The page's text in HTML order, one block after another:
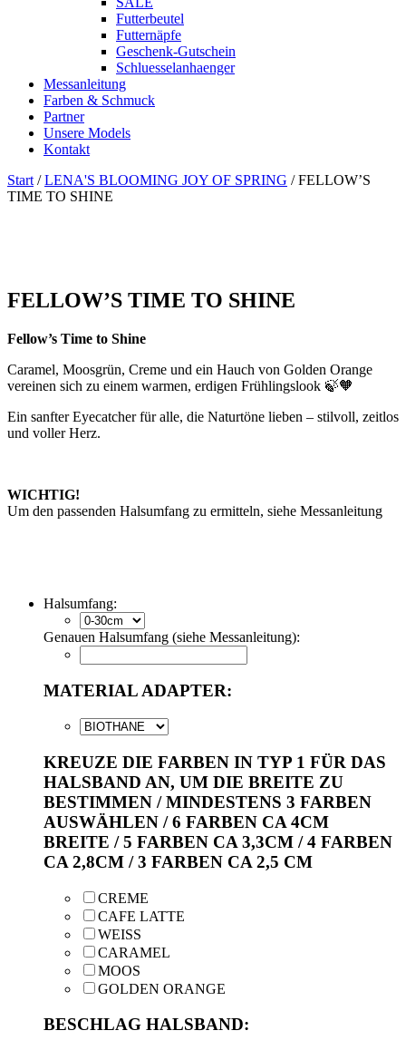
Futterbeutel
Futternäpfe
Geschenk-Gutschein
Schluesselanhaenger
Messanleitung
Farben & Schmuck
Partner
Unsere Models
Kontakt
Start /LENA'S BLOOMING JOY OF SPRING / FELLOW’S
TIME TO SHINE
FELLOW’S TIME TO SHINE
Fellow’s Time to Shine
Caramel, Moosgrün, Creme und ein Hauch von Golden Orange
vereinen sich zu einem warmen, erdigen Frühlingslook 🍃🧡
Ein sanfter Eyecatcher für alle, die Naturtöne lieben – stilvoll, zeitlos
und voller Herz.
WICHTIG!
Um den passenden Halsumfang zu ermitteln, siehe Messanleitung
Halsumfang:
Genauen Halsumfang (siehe Messanleitung):
MATERIAL ADAPTER:
KREUZE DIE FARBEN IN TYP 1 FÜR DAS
HALSBAND AN, UM DIE BREITE ZU
BESTIMMEN / MINDESTENS 3 FARBEN
AUSWÄHLEN / 6 FARBEN CA 4CM
BREITE / 5 FARBEN CA 3,3CM / 4 FARBEN
CA 2,8CM / 3 FARBEN CA 2,5 CM
CREME
CAFE LATTE
WEISS
CARAMEL
MOOS
GOLDEN ORANGE
BESCHLAG HALSBAND: